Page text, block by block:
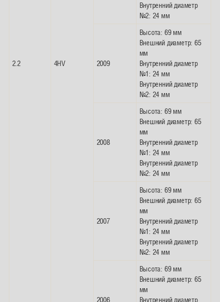
2.2 4HV
Внутренний диаметр
№2: 24 мм
2009
Высота: 69 мм
Внешний диаметр: 65
мм
Внутренний диаметр
№1: 24 мм
Внутренний диаметр
№2: 24 мм
2008
Высота: 69 мм
Внешний диаметр: 65
мм
Внутренний диаметр
№1: 24 мм
Внутренний диаметр
№2: 24 мм
2007
Высота: 69 мм
Внешний диаметр: 65
мм
Внутренний диаметр
№1: 24 мм
Внутренний диаметр
№2: 24 мм
2006
Высота: 69 мм
Внешний диаметр: 65
мм
Внутренний диаметр